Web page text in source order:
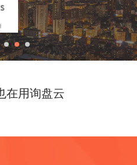
在用询盘云